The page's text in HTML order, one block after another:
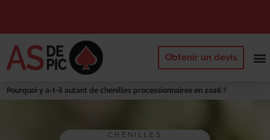
Obtenir un devis
Pourquoi y a-t-il autant de chenilles processionnaires en 2026 ?
CHENILLES